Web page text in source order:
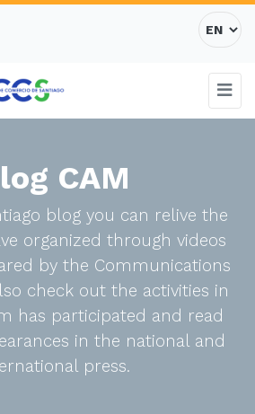
CAM
blog you can relive the
organized through videos
by the Communications
check out the activities in
has participated and read
in the national and
press.